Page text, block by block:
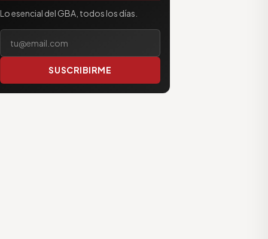
Lo esencial del GBA, todos los días.
SUSCRIBIRME